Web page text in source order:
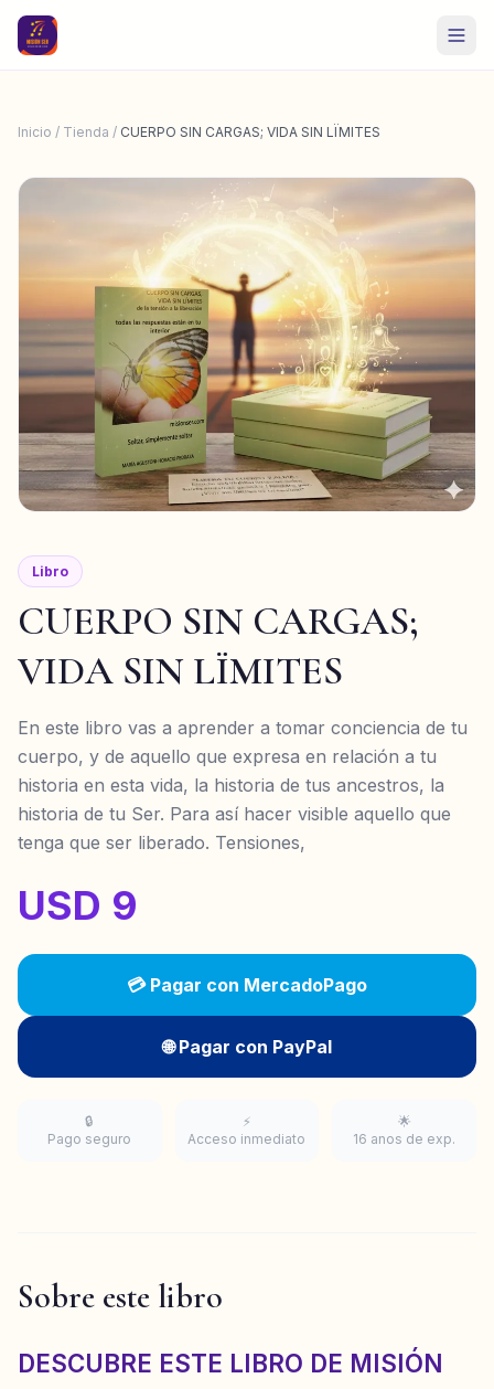
Inicio / Tienda / CUERPO SIN CARGAS; VIDA SIN LÏMITES
Libro
CUERPO SIN CARGAS;
VIDA SIN LÏMITES
En este libro vas a aprender a tomar conciencia de tu
cuerpo, y de aquello que expresa en relación a tu
historia en esta vida, la historia de tus ancestros, la
historia de tu Ser. Para así hacer visible aquello que
tenga que ser liberado. Tensiones,
USD 9
💳 Pagar con MercadoPago
🌐 Pagar con PayPal
🔒
Pago seguro
⚡
Acceso inmediato
🌟
16 anos de exp.
Sobre este libro
DESCUBRE ESTE LIBRO DE MISIÓN